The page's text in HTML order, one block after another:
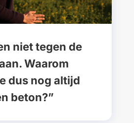
niet tegen de
Waarom
dus nog altijd
beton?”